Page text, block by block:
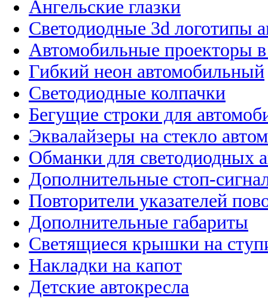
Ангельские глазки
Светодиодные 3d логотипы
Автомобильные проекторы
Гибкий неон автомобильный
Светодиодные колпачки
Бегущие строки для
Эквалайзеры на стекло
Обманки для светодиодных
Дополнительные стоп-
Повторители указателей
Дополнительные габариты
Светящиеся крышки на
Накладки на капот
Детские автокресла